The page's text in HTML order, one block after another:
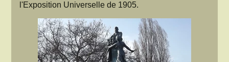
l'Exposition Universelle de 1905.